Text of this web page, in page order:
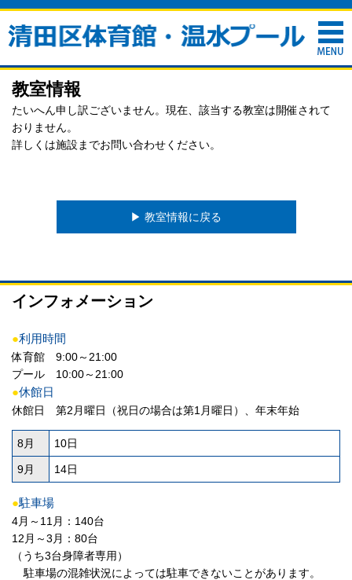
教室情報
たいへん申し訳ございません。現在、該当する教室は開催されて
おりません。
詳しくは施設までお問い合わせください。
▶︎ 教室情報に戻る
インフォメーション
●利用時間
体育館 9:00～21:00
プール 10:00～21:00
●休館日
休館日 第2月曜日（祝日の場合は第1月曜日）、年末年始
8月 10日
9月 14日
●駐車場
4月～11月：140台
12月～3月：80台
（うち3台身障者専用）
駐車場の混雑状況によっては駐車できないことがあります。